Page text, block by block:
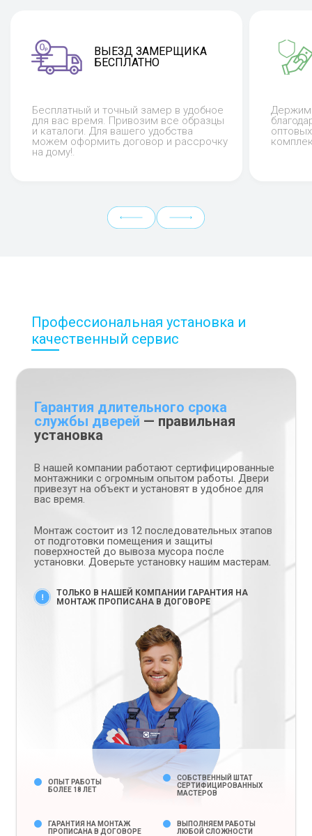
ВЫЕЗД ЗАМЕРЩИКА
БЕСПЛАТНО
Бесплатный и точный замер в удобное
для вас время. Привозим все образцы
и каталоги. Для вашего удобства
можем оформить договор и рассрочку
на дому!.
Держим
Профессиональная установка и
качественный сервис
Гарантия длительного срока
службы дверей — правильная
установка
В нашей компании работают сертифицированные
монтажники с огромным опытом работы. Двери
привезут на объект и установят в удобное для
вас время.
Монтаж состоит из 12 последовательных этапов
от подготовки помещения и защиты
поверхностей до вывоза мусора после
установки. Доверьте установку нашим мастерам.
ТОЛЬКО В НАШЕЙ КОМПАНИИ ГАРАНТИЯ НА
МОНТАЖ ПРОПИСАНА В ДОГОВОРЕ
ОПЫТ РАБОТЫ
БОЛЕЕ 18 ЛЕТ
СОБСТВЕННЫЙ ШТАТ
СЕРТИФИЦИРОВАННЫХ
МАСТЕРОВ
ГАРАНТИЯ НА МОНТАЖ
ПРОПИСАНА В ДОГОВОРЕ
ВЫПОЛНЯЕМ РАБОТЫ
ЛЮБОЙ СЛОЖНОСТИ